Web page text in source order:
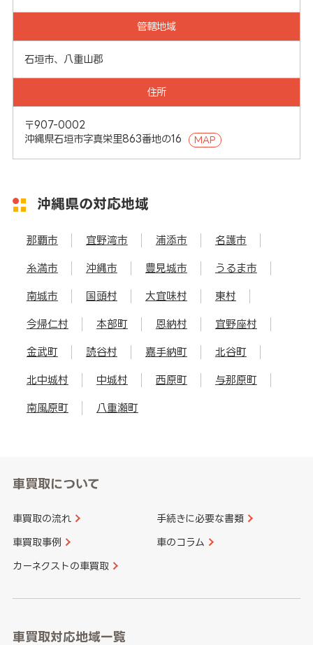
管轄地域
石垣市、八重山郡
住所
〒907-0002
沖縄県石垣市字真栄里863番地の16
MAP
沖縄県の対応地域
那覇市 宜野湾市 浦添市 名護市
糸満市 沖縄市 豊見城市 うるま市
南城市 国頭村 大宜味村 東村
今帰仁村 本部町 恩納村 宜野座村
金武町 読谷村 嘉手納町 北谷町
北中城村 中城村 西原町 与那原町
南風原町 八重瀬町
車買取について
車買取の流れ 手続きに必要な書類
車買取事例 車のコラム
カーネクストの車買取
車買取対応地域一覧